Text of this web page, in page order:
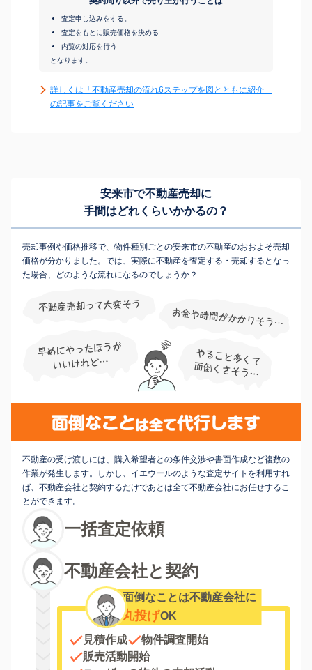
査定申し込みをする。
査定をもとに販売価格を決める
内覧の対応を行う
となります。
詳しくは「不動産売却の流れ6ステップを図とともに紹介」
の記事をご覧ください
安来市で不動産売却に
手間はどれくらいかかるの？
売却事例や価格推移で、物件種別ごとの安来市の不動産のおおよそ売却
価格が分かりました。では、実際に不動産を査定する・売却するとなっ
た場合、どのような流れになるのでしょうか？
不動産の受け渡しには、購入希望者との条件交渉や書面作成など複数の
作業が発生します。しかし、イエウールのような査定サイトを利用すれ
ば、不動産会社と契約するだけであとは全て不動産会社にお任せするこ
とができます。
一括査定依頼
不動産会社と契約
面倒なことは不動産会社に
丸投げOK
見積作成
物件調査開始
販売活動開始